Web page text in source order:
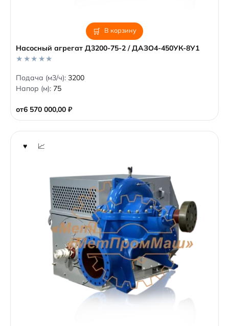
В корзину
Насосный агрегат Д3200-75-2 / ДАЗО4-450УК-8У1
от6 570 000,00 ₽
0
o
u
f
5
Подача (м3/ч): 3200
Напор (м): 75